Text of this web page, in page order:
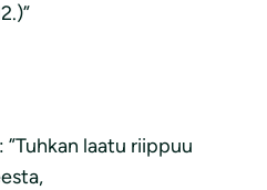
”Tuhkan laatu riippuu